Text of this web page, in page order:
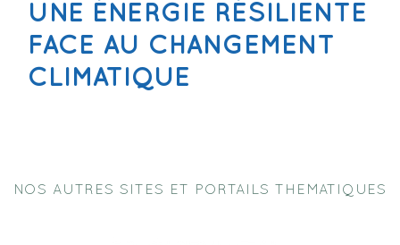
UNE ÉNERGIE RÉSILIENTE
FACE AU CHANGEMENT
CLIMATIQUE
NOS AUTRES SITES ET PORTAILS THEMATIQUES